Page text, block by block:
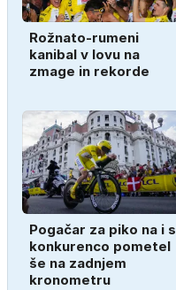
Rožnato-rumeni
kanibal v lovu na
zmage in rekorde
Pogačar za piko na i s
konkurenco pometel
še na zadnjem
kronometru